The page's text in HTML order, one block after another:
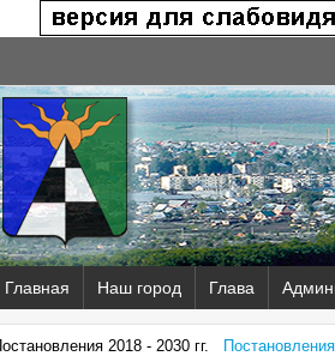
Главная Наш город Глава
2018 - 2030 гг.